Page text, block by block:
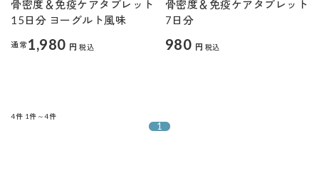
骨密度＆免疫ケアタブレット
15日分 ヨーグルト風味
通常 1,980 円 税込
骨密度＆免疫ケアタブレット
7日分
980 円 税込
4件 1件～4件
1